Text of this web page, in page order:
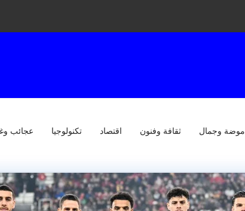
موضة وجمال ثقافة وفنون اقتصاد تكنولوجيا عجائب